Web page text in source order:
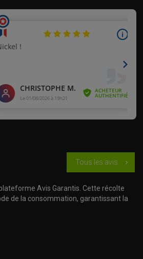
Tous les avis chevron_right
Avis Garantis. Cette récolte
de la consommation, garantissant la